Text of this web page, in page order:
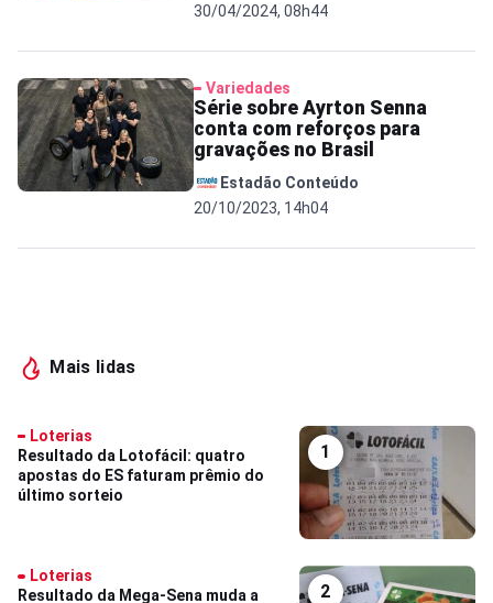
30/04/2024, 08h44
Variedades
Série sobre Ayrton Senna
conta com reforços para
gravações no Brasil
Estadão Conteúdo
20/10/2023, 14h04
Mais lidas
1
Loterias
Resultado da Lotofácil: quatro
apostas do ES faturam prêmio do
último sorteio
2
Loterias
Resultado da Mega-Sena muda a